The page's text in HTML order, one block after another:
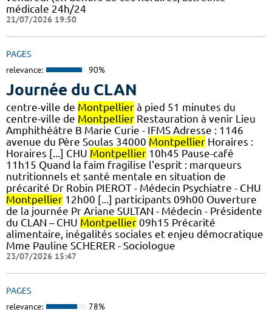
médicale 24h/24
21/07/2026 19:50
PAGES
relevance: 90%
Journée du CLAN
centre-ville de Montpellier à pied 51 minutes du
centre-ville de Montpellier Restauration à venir Lieu
Amphithéâtre B Marie Curie - IFMS Adresse : 1146
avenue du Père Soulas 34000 Montpellier Horaires :
Horaires [...] CHU Montpellier 10h45 Pause-café
11h15 Quand la faim fragilise l'esprit : marqueurs
nutritionnels et santé mentale en situation de
précarité Dr Robin PIEROT - Médecin Psychiatre - CHU
Montpellier 12h00 [...] participants 09h00 Ouverture
de la journée Pr Ariane SULTAN - Médecin - Présidente
du CLAN – CHU Montpellier 09h15 Précarité
alimentaire, inégalités sociales et enjeu démocratique
Mme Pauline SCHERER - Sociologue
23/07/2026 15:47
PAGES
relevance: 78%